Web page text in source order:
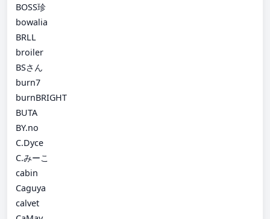
BOSS珍
bowalia
BRLL
broiler
BSさん
burn7
burnBRIGHT
BUTA
BY.no
C.Dyce
C.みーこ
cabin
Caguya
calvet